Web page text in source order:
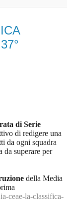
di Serie
di redigere una
da ogni squadra
da superare per
della Media
ceae-la-classifica-